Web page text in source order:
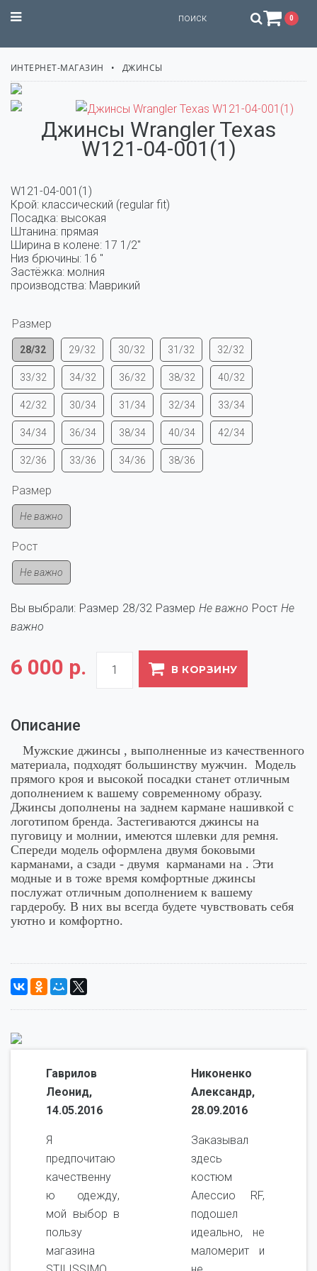
STILISSIMO 0
ИНТЕРНЕТ-МАГАЗИН ДЖИНСЫ
Джинсы Wrangler Texas
W121-04-001(1)
W121-04-001(1)
Крой: классический (regular fit)
Посадка: высокая
Штанина: прямая
Ширина в колене: 17 1/2"
Низ брючины: 16 "
Застёжка: молния
производства: Маврикий
Размер
28/32 29/32 30/32 31/32 32/32
33/32 34/32 36/32 38/32 40/32
42/32 30/34 31/34 32/34 33/34
34/34 36/34 38/34 40/34 42/34
32/36 33/36 34/36 38/36
Размер
Не важно
Рост
Не важно
Вы выбрали: Размер 28/32 Размер Не важно Рост Не
важно
6 000 р. В КОРЗИНУ
Описание
Мужские джинсы , выполненные из качественного
материала, подходят большинству мужчин. Модель
прямого кроя и высокой посадки станет отличным
дополнением к вашему современному образу.
Джинсы дополнены на заднем кармане нашивкой с
логотипом бренда. Застегиваются джинсы на
пуговицу и молнии, имеются шлевки для ремня.
Спереди модель оформлена двумя боковыми
карманами, а сзади - двумя карманами на . Эти
модные и в тоже время комфортные джинсы
послужат отличным дополнением к вашему
гардеробу. В них вы всегда будете чувствовать себя
уютно и комфортно.
Гаврилов
Леонид,
14.05.2016
Я
предпочитаю
качественну
ю одежду,
мой выбор в
пользу
магазина
Никоненко
Александр,
28.09.2016
Заказывал
здесь
костюм
Алессио RF,
подошел
идеально, не
маломерит и